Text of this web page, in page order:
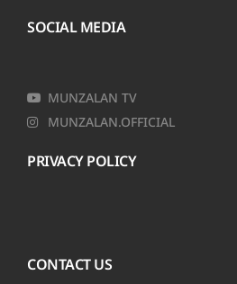
SOCIAL MEDIA
MUNZALAN TV
MUNZALAN.OFFICIAL
PRIVACY POLICY
CONTACT US